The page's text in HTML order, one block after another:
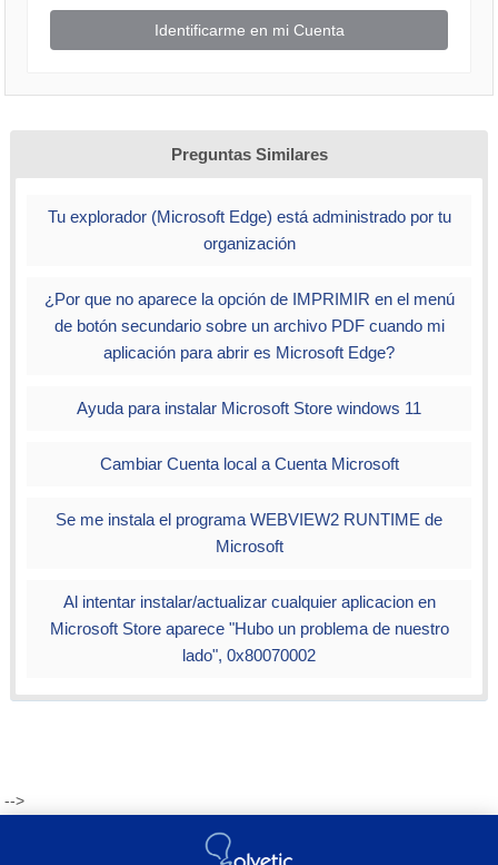
Identificarme en mi Cuenta
Preguntas Similares
Tu explorador (Microsoft Edge) está administrado por tu
organización
¿Por que no aparece la opción de IMPRIMIR en el menú
de botón secundario sobre un archivo PDF cuando mi
aplicación para abrir es Microsoft Edge?
Ayuda para instalar Microsoft Store windows 11
Cambiar Cuenta local a Cuenta Microsoft
Se me instala el programa WEBVIEW2 RUNTIME de
Microsoft
Al intentar instalar/actualizar cualquier aplicacion en
Microsoft Store aparece "Hubo un problema de nuestro
lado", 0x80070002
-->